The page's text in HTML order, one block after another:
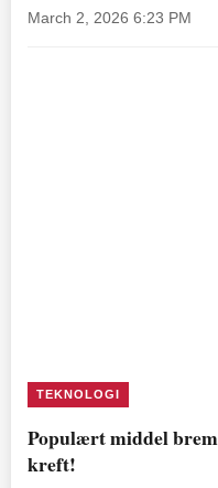
March 2, 2026 6:23 PM
TEKNOLOGI
Populært middel
kreft!